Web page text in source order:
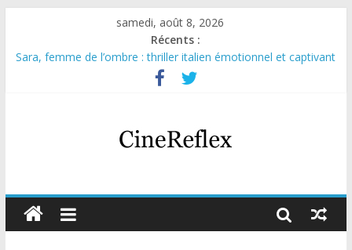
samedi, août 8, 2026
Récents :
Sara, femme de l’ombre : thriller italien émotionnel et captivant
Journal d’une fille larguée : nouvelle série suédoise sur Netflix
Aema : mini-série sur le tournage d’un film érotique devenu
Glass Heart : excellente série musicale avec Takeru Satō
Olympo, saison 1 : nouvelle série qui séduira les fans de